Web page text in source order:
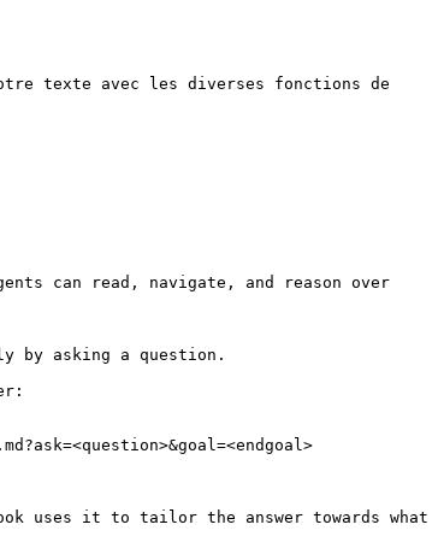
texte avec les diverses fonctions de
can read, navigate, and reason over
by asking a question.
uses it to tailor the answer towards what